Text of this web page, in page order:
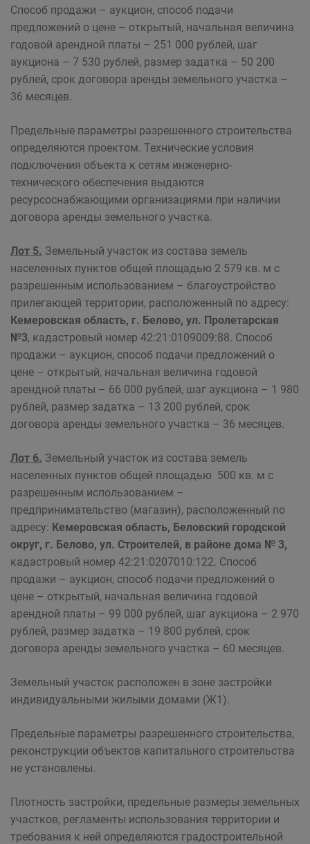
Способ продажи – аукцион, способ подачи
предложений о цене – открытый, начальная величина
годовой арендной платы – 251 000 рублей, шаг
аукциона – 7 530 рублей, размер задатка – 50 200
рублей, срок договора аренды земельного участка –
36 месяцев.
Предельные параметры разрешенного строительства
определяются проектом. Технические условия
подключения объекта к сетям инженерно-
технического обеспечения выдаются
ресурсоснабжающими организациями при наличии
договора аренды земельного участка.
Лот 5. Земельный участок из состава земель
населенных пунктов общей площадью 2 579 кв. м с
разрешенным использованием – благоустройство
прилегающей территории, расположенный по адресу:
Кемеровская область, г. Белово, ул. Пролетарская
№3, кадастровый номер 42:21:0109009:88. Способ
продажи – аукцион, способ подачи предложений о
цене – открытый, начальная величина годовой
арендной платы – 66 000 рублей, шаг аукциона – 1 980
рублей, размер задатка – 13 200 рублей, срок
договора аренды земельного участка – 36 месяцев.
Лот 6. Земельный участок из состава земель
населенных пунктов общей площадью 500 кв. м с
разрешенным использованием –
предпринимательство (магазин), расположенный по
адресу: Кемеровская область, Беловский городской
округ, г. Белово, ул. Строителей, в районе дома № 3,
кадастровый номер 42:21:0207010:122. Способ
продажи – аукцион, способ подачи предложений о
цене – открытый, начальная величина годовой
арендной платы – 99 000 рублей, шаг аукциона – 2 970
рублей, размер задатка – 19 800 рублей, срок
договора аренды земельного участка – 60 месяцев.
Земельный участок расположен в зоне застройки
индивидуальными жилыми домами (Ж1).
Предельные параметры разрешенного строительства,
реконструкции объектов капитального строительства
не установлены.
Плотность застройки, предельные размеры земельных
участков, регламенты использования территории и
требования к ней определяются градостроительной